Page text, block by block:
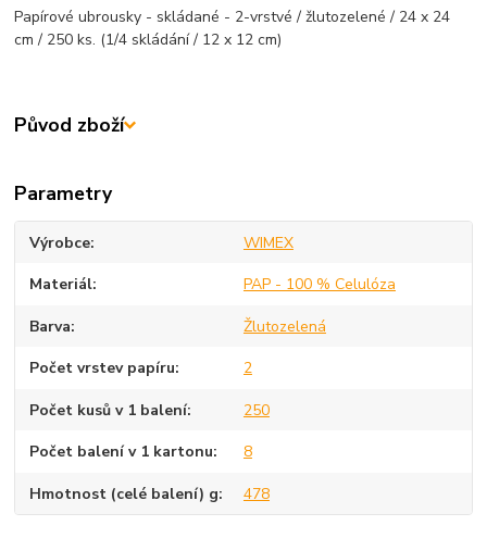
Papírové ubrousky - skládané - 2-vrstvé / žlutozelené / 24 x 24
cm / 250 ks. (1/4 skládání / 12 x 12 cm)
Původ zboží
Parametry
Výrobce WIMEX
Materiál PAP - 100 % Celulóza
Barva Žlutozelená
Počet vrstev papíru 2
Počet kusů v 1 balení 250
Počet balení v 1 kartonu 8
Hmotnost (celé balení) g 478